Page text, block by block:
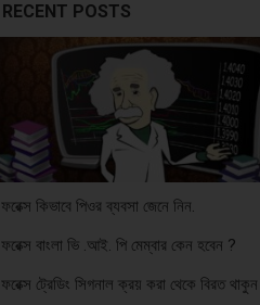
RECENT POSTS
ফরেক্স কিভাবে পিওর ব্যবসা জেনে নিন.
ফরেক্স বাংলা ভি .আই. পি মেম্বার কেন হবেন ?
ফরেক্স ট্রেডিং সিগনাল ক্রয় করা থেকে বিরত থাকুন।